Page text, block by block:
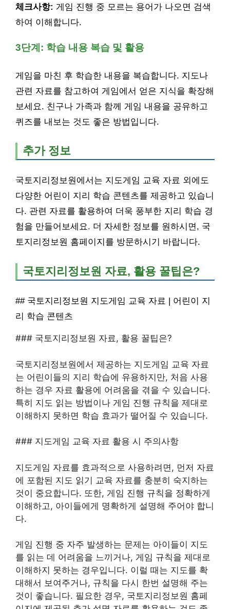
체크사항: 게임 진행 중 모르는 용어가 나오면 검색
하여 이해합니다.
3단계: 학습 내용 복습 및 활용
게임을 마친 후 학습한 내용을 복습합니다. 지도나
관련 자료를 참고하여 게임에서 얻은 지식을 확장해
보세요. 친구나 가족과 함께 게임 내용을 공유하고
퀴즈를 내보는 것도 좋은 방법입니다.
추가 정보
국토지리정보원에서는 지도게임 교육 자료 외에도
다양한 어린이 지리 학습 콘텐츠를 제공하고 있습니
다. 관련 자료를 활용하여 더욱 풍부한 지리 학습 경
험을 만들어보세요. 더 자세한 정보를 원하시면, 국
토지리정보원 홈페이지를 방문하시기 바랍니다.
국토지리정보원 자료, 활용 꿀팁은?
## 국토지리정보원 지도게임 교육 자료 | 어린이 지
리 학습 콘텐츠
### 국토지리정보원 자료, 활용 꿀팁은?
국토지리정보원에서 제공하는 지도게임 교육 자료
는 어린이들의 지리 학습에 유용하지만, 처음 사용
하는 경우 자료 활용에 어려움을 겪을 수 있습니다.
특히 지도 읽는 방법이나 게임 진행 규칙을 제대로
이해하지 못하면 학습 효과가 떨어질 수 있습니다.
### 지도게임 교육 자료 활용 시 주의사항
지도게임 자료를 효과적으로 사용하려면, 먼저 자료
에 포함된 지도 읽기 교육 자료를 충분히 숙지하는
것이 중요합니다. 또한, 게임 진행 규칙을 정확하게
이해하고, 아이들에게 명확하게 설명해 주어야 합니
다.
게임 진행 중 자주 발생하는 문제는 아이들이 지도
를 읽는 데 어려움을 느끼거나, 게임 규칙을 제대로
이해하지 못하는 경우입니다. 이럴 때는 지도를 확
대해서 보여주거나, 규칙을 다시 한번 설명해 주는
것이 좋습니다. 필요한 경우, 국토지리정보원 홈페